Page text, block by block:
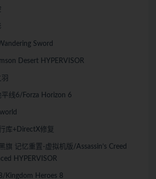
Sword
Desert HYPERVISOR
线6/Forza Horizon 6
库+DirectX修复
旗 记忆重置-虚拟机版/Assassin’s Creed
HYPERVISOR
Kingdom Heroes 8